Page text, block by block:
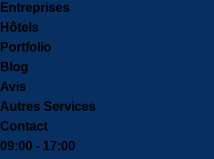
Entreprises
Hôtels
Portfolio
Blog
Avis
Autres Services
Contact
09:00 - 17:00